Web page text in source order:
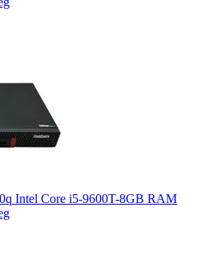
Intel Core i5-9600T-8GB RAM